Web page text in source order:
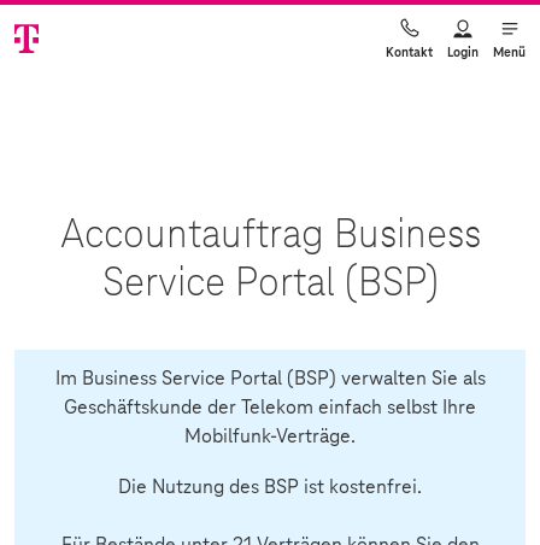
Kontakt Login Menü
Accountauftrag Business
Service Portal (BSP)
Im Business Service Portal (BSP) verwalten Sie als
Geschäftskunde der Telekom einfach selbst Ihre
Mobilfunk-Verträge.
Die Nutzung des BSP ist kostenfrei.